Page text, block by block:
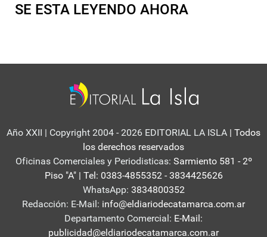
SE ESTA LEYENDO AHORA
Año XXII | Copyright 2004 - 2026 EDITORIAL LA ISLA | Todos
los derechos reservados
Oficinas Comerciales y Periodisticas: Sarmiento 581 - 2º
Piso "A" | Tel: 0383-4855352 - 3834425626
WhatsApp: 3834800352
Redacción: E-Mail: info@eldiariodecatamarca.com.ar
Departamento Comercial: E-Mail:
publicidad@eldiariodecatamarca.com.ar